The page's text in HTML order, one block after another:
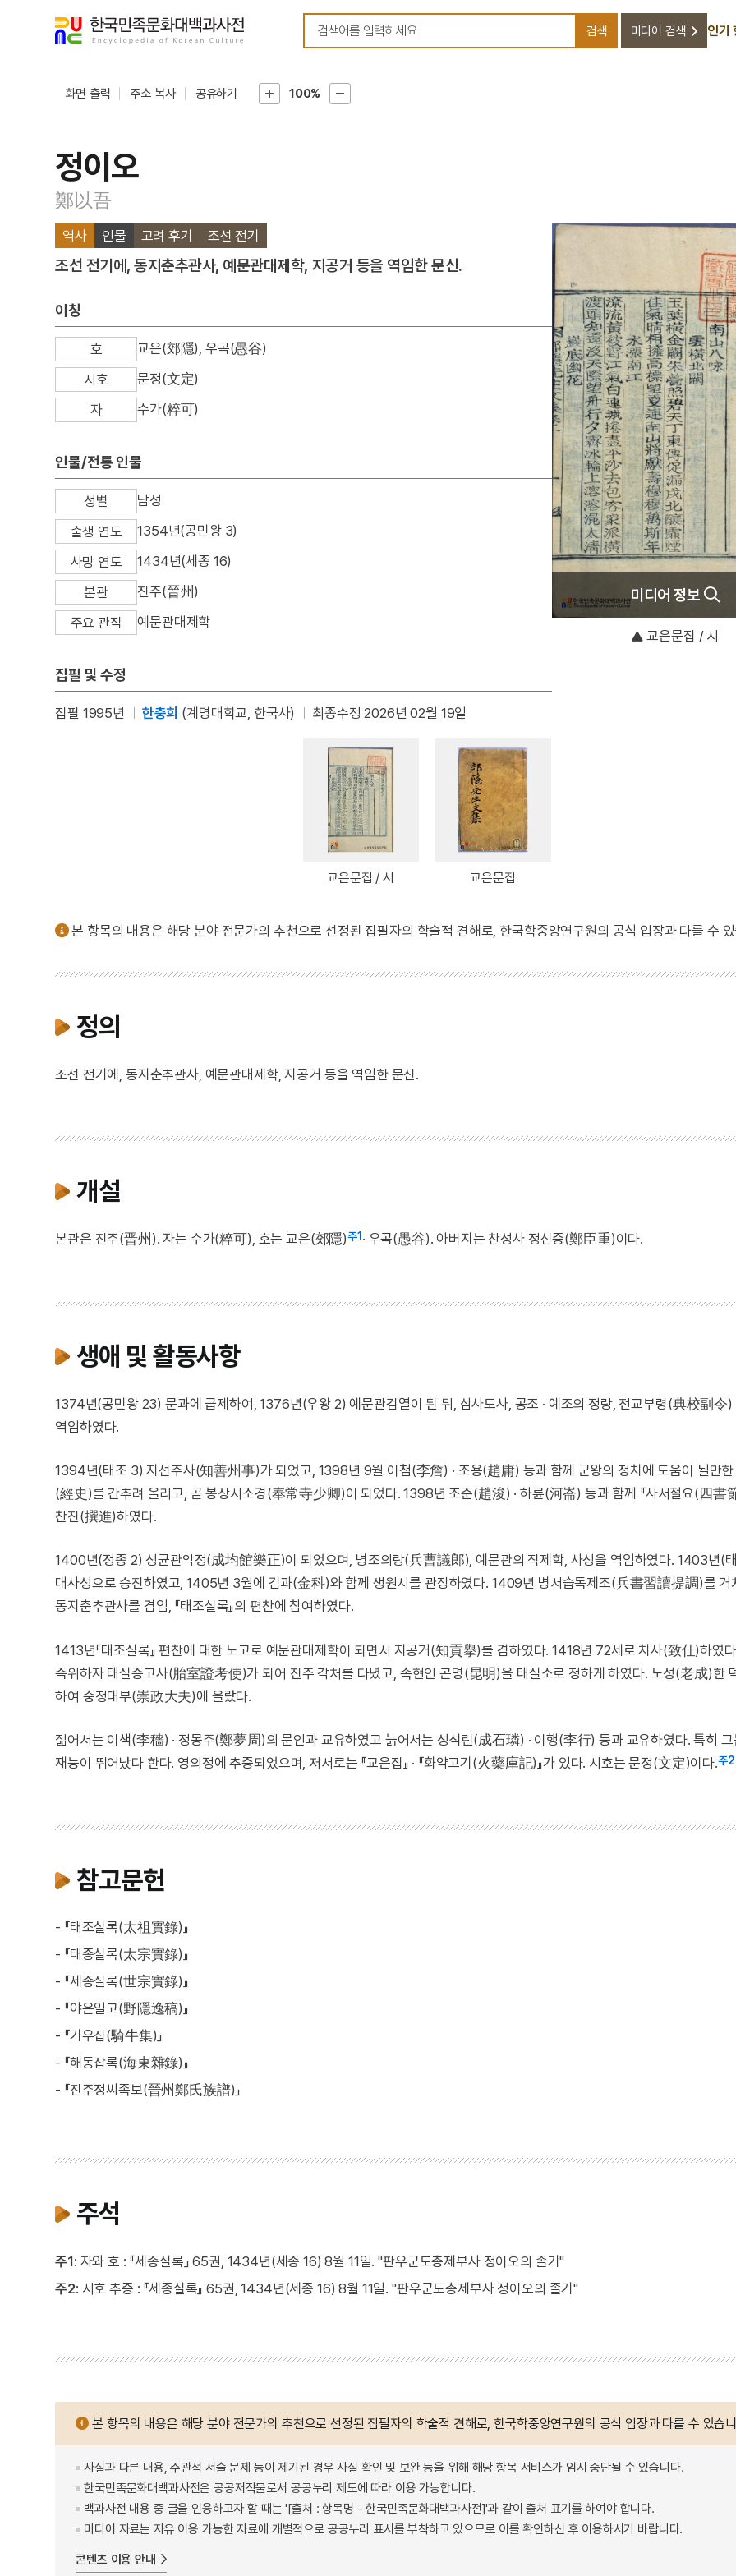
검색어를 입력하세요
검색 미디어 검색 인기
화면 출력 주소 복사 공유하기 100%
정이오
鄭以吾
역사 인물 고려 후기 조선 전기
조선 전기에, 동지춘추관사, 예문관대제학, 지공거 등을 역임한 문신.
이칭
호
교은(郊隱), 우곡(愚谷)
시호
문정(文定)
자
수가(粹可)
인물/전통 인물
성별
남성
출생 연도
1354년(공민왕 3)
사망 연도
1434년(세종 16)
본관
진주(晉州)
주요 관직
예문관대제학
집필 및 수정
집필 1995년 한충희 (계명대학교, 한국사) 최종수정 2026년 02월 19일
미디어 정보
교은문집 / 시
교은문집 / 시 교은문집
본 항목의 내용은 해당 분야 전문가의 추천으로 선정된 집필자의 학술적 견해로, 한국학중앙연구원의 공식 입장과 다를 수
정의
조선 전기에, 동지춘추관사, 예문관대제학, 지공거 등을 역임한 문신.
개설
본관은 진주(晋州). 자는 수가(粹可), 호는 교은(郊隱)주1 · 우곡(愚谷). 아버지는 찬성사 정신중(鄭臣重)이다.
생애 및 활동사항
1374년(공민왕 23) 문과에 급제하여, 1376년(우왕 2) 예문관검열이 된 뒤, 삼사도사, 공조 · 예조의 정랑, 전교부령(典校副令)
역임하였다.
1394년(태조 3) 지선주사(知善州事)가 되었고, 1398년 9월 이첨(李詹) · 조용(趙庸) 등과 함께 군왕의 정치에 도움이 될만한
(經史)를 간추려 올리고, 곧 봉상시소경(奉常寺少卿)이 되었다. 1398년 조준(趙浚) · 하륜(河崙) 등과 함께 『사서절요(四書
찬진(撰進)하였다.
1400년(정종 2) 성균관악정(成均館樂正)이 되었으며, 병조의랑(兵曹議郎), 예문관의 직제학, 사성을 역임하였다. 1403년(
대사성으로 승진하였고, 1405년 3월에 김과(金科)와 함께 생원시를 관장하였다. 1409년 병서습독제조(兵書習讀提調)를 거
동지춘추관사를 겸임, 『태조실록』의 편찬에 참여하였다.
1413년『태조실록』 편찬에 대한 노고로 예문관대제학이 되면서 지공거(知貢擧)를 겸하였다. 1418년 72세로 치사(致仕)하였
즉위하자 태실증고사(胎室證考使)가 되어 진주 각처를 다녔고, 속현인 곤명(昆明)을 태실소로 정하게 하였다. 노성(老成)한
하여 숭정대부(崇政大夫)에 올랐다.
젊어서는 이색(李穡) · 정몽주(鄭夢周)의 문인과 교유하였고 늙어서는 성석린(成石璘) · 이행(李行) 등과 교유하였다. 특히
재능이 뛰어났다 한다. 영의정에 추증되었으며, 저서로는 『교은집』 · 『화약고기(火藥庫記)』가 있다. 시호는 문정(文定)이다.주2
참고문헌
- 『태조실록(太祖實錄)』
- 『태종실록(太宗實錄)』
- 『세종실록(世宗實錄)』
- 『야은일고(野隱逸稿)』
- 『기우집(騎牛集)』
- 『해동잡록(海東雜錄)』
- 『진주정씨족보(晉州鄭氏族譜)』
주석
주1: 자와 호 : 『세종실록』 65권, 1434년(세종 16) 8월 11일. "판우군도총제부사 정이오의 졸기"
주2: 시호 추증 : 『세종실록』 65권, 1434년(세종 16) 8월 11일. "판우군도총제부사 정이오의 졸기"
본 항목의 내용은 해당 분야 전문가의 추천으로 선정된 집필자의 학술적 견해로, 한국학중앙연구원의 공식 입장과 다를 수 있습
사실과 다른 내용, 주관적 서술 문제 등이 제기된 경우 사실 확인 및 보완 등을 위해 해당 항목 서비스가 임시 중단될 수 있습니다.
한국민족문화대백과사전은 공공저작물로서 공공누리 제도에 따라 이용 가능합니다.
백과사전 내용 중 글을 인용하고자 할 때는 '[출처 : 항목명 - 한국민족문화대백과사전]'과 같이 출처 표기를 하여야 합니다.
미디어 자료는 자유 이용 가능한 자료에 개별적으로 공공누리 표시를 부착하고 있으므로 이를 확인하신 후 이용하시기 바랍니다.
콘텐츠 이용 안내